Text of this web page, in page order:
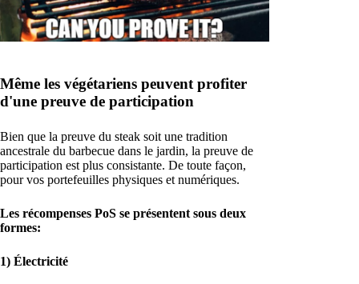
Même les végétariens peuvent profiter
d'une preuve de participation
Bien que la preuve du steak soit une tradition
ancestrale du barbecue dans le jardin, la preuve de
participation est plus consistante. De toute façon,
pour vos portefeuilles physiques et numériques.
Les récompenses PoS se présentent sous deux
formes:
1) Électricité